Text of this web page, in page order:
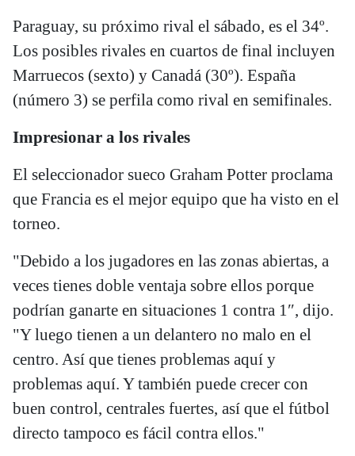
Paraguay, su próximo rival el sábado, es el 34º.
Los posibles rivales en cuartos de final incluyen
Marruecos (sexto) y Canadá (30º). España
(número 3) se perfila como rival en semifinales.
Impresionar a los rivales
El seleccionador sueco Graham Potter proclama
que Francia es el mejor equipo que ha visto en el
torneo.
"Debido a los jugadores en las zonas abiertas, a
veces tienes doble ventaja sobre ellos porque
podrían ganarte en situaciones 1 contra 1″, dijo.
"Y luego tienen a un delantero no malo en el
centro. Así que tienes problemas aquí y
problemas aquí. Y también puede crecer con
buen control, centrales fuertes, así que el fútbol
directo tampoco es fácil contra ellos."